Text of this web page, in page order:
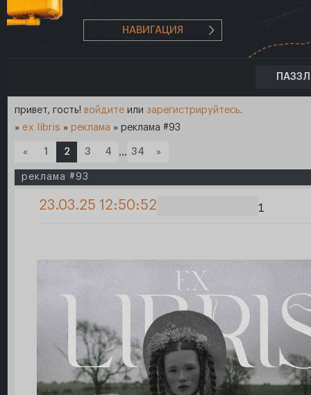
НАВИГАЦИЯ
привет, гость! войдите или зарегистрируйтесь.
» ex libris » реклама » реклама #93
« 1 2 3 4 … 34 »
реклама #93
1
23.03.25 12:50:52